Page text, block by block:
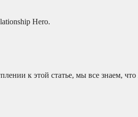
Hero.
к этой статье, мы все знаем,